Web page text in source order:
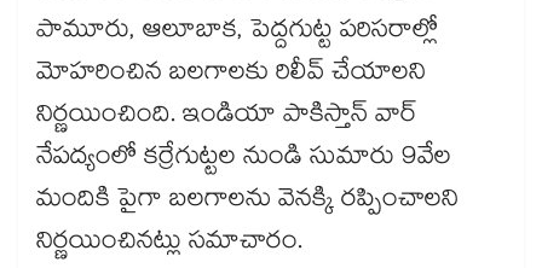
పామూరు, ఆలూబాక, పెద్దగుట్ట పరిసరాల్లో
మోహరించిన బలగాలకు రిలీవ్ చేయాలని
నిర్ణయించింది. ఇండియా పాకిస్తాన్ వార్
నేపద్యంలో కర్రేగుట్టల నుండి సుమారు 9వేల
మందికి పైగా బలగాలను వెనక్కి రప్పించాలని
నిర్ణయించినట్లు సమాచారం.